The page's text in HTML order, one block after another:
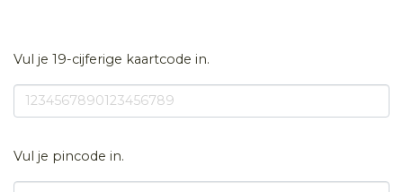
Vul je 19-cijferige kaartcode in.
Vul je pincode in.